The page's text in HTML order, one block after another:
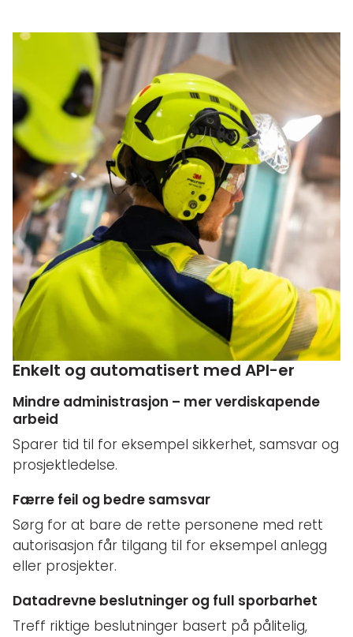
Enkelt og automatisert med API-er
Mindre administrasjon – mer verdiskapende
arbeid
Sparer tid til for eksempel sikkerhet, samsvar og
prosjektledelse.
Færre feil og bedre samsvar
Sørg for at bare de rette personene med rett
autorisasjon får tilgang til for eksempel anlegg
eller prosjekter.
Datadrevne beslutninger og full sporbarhet
Treff riktige beslutninger basert på pålitelig,